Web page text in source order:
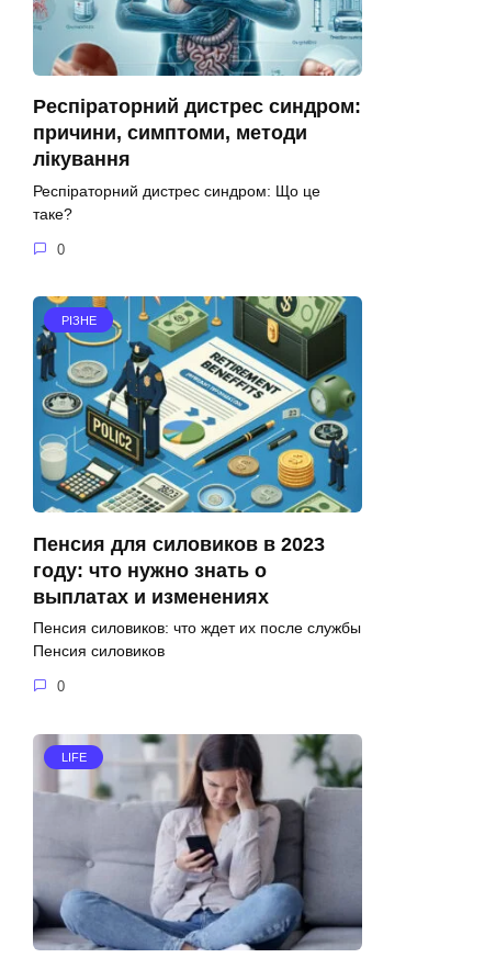
Респіраторний дистрес синдром:
причини, симптоми, методи
лікування
Респіраторний дистрес синдром: Що це
таке?
0
РІЗНЕ
Пенсия для силовиков в 2023
году: что нужно знать о
выплатах и изменениях
Пенсия силовиков: что ждет их после службы
Пенсия силовиков
0
LIFE